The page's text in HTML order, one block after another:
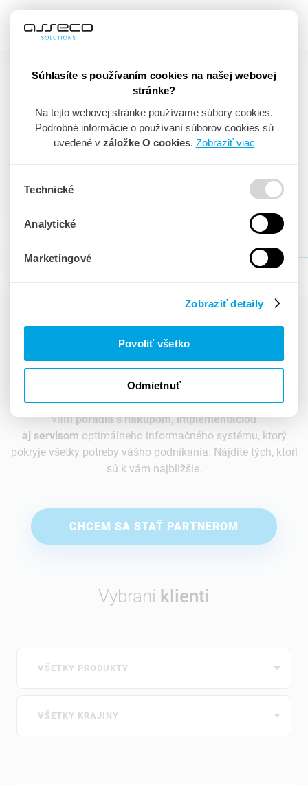
PARTNERI
informačných systémov,
ale aj v ich inováciách, ktoré
Vďaka našim partnerom
ešte bližšie
Certifikovaní partneri Asseco Solutions po celom Slovensku
vámporadia s nákupom, implementáciou
aj servisom optimálneho informačného systému, ktorý
pokryje všetky potreby vášho podnikania. Nájdite tých, ktorí
sú k vám najbližšie.
CHCEM SA STAŤ PARTNEROM
Vybraní klienti
VŠETKY PRODUKTY
VŠETKY KRAJINY
Súhlasíte s používaním cookies na našej webovej
stránke?
Na tejto webovej stránke používame súbory cookies.
Podrobné informácie o používaní súborov cookies sú
uvedené v záložke O cookies. Zobraziť viac
Technické
Analytické
Marketingové
Zobraziť detaily
Povoliť všetko
Odmietnuť